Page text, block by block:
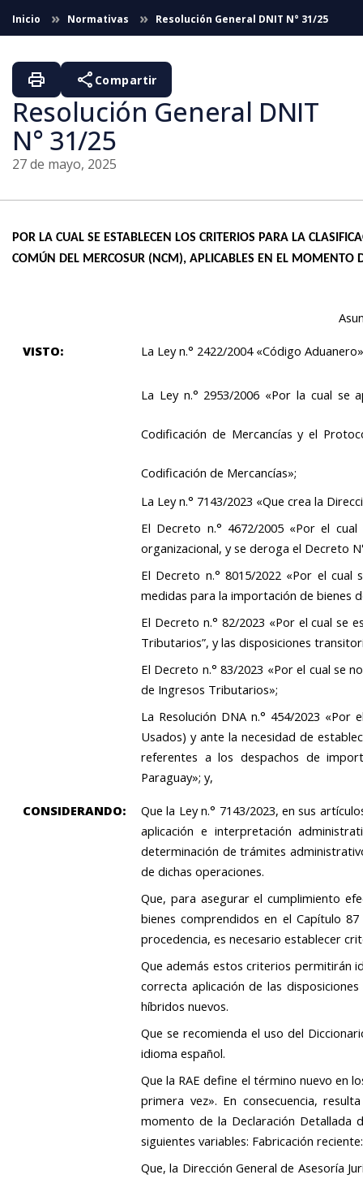
Saltar al contenido principal
Inicio Normativas Resolución General DNIT N° 31/25
Resolución General DNIT
N° 31/25
27 de mayo, 2025
print share Compartir
POR LA CUAL SE ESTABLECEN LOS CRITERIOS PARA LA
COMÚN DEL MERCOSUR (NCM), APLICABLES EN EL MOMENTO
Asunción, 27 de
VISTO: La Ley n.° 2422/2004 «Código
La Ley n.° 2953/2006 «Por la cual se
Codificación de Mercancías y el
Codificación de Mercancías»;
La Ley n.° 7143/2023 «Que crea la
El Decreto n.° 4672/2005 «Por el
organizacional, y se deroga el Decreto
El Decreto n.° 8015/2022 «Por el
medidas para la importación de bienes
El Decreto n.° 82/2023 «Por el cual se
Tributarios”, y las disposiciones
El Decreto n.° 83/2023 «Por el cual se
de Ingresos Tributarios»;
La Resolución DNA n.° 454/2023
Usados) y ante la necesidad de
referentes a los despachos de
Paraguay»; y,
CONSIDERANDO:
Que la Ley n.° 7143/2023, en sus
aplicación e interpretación
determinación de trámites
de dichas operaciones.
Que, para asegurar el cumplimiento
bienes comprendidos en el Capítulo
procedencia, es necesario establecer
Que además estos criterios permitirán
correcta aplicación de las
híbridos nuevos.
Que se recomienda el uso del
idioma español.
Que la RAE define el término nuevo en
primera vez». En consecuencia,
momento de la Declaración Detallada
siguientes variables: Fabricación
Que, la Dirección General de Asesoría